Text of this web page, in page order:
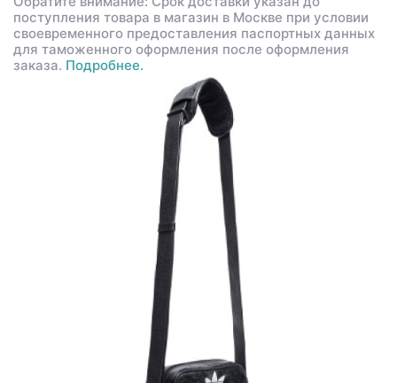
поступления товара в магазин в Москве при условии
своевременного предоставления паспортных данных
для таможенного оформления после оформления
заказа. Подробнее.